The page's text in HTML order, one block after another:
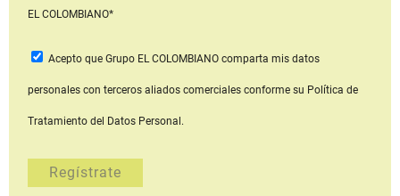
EL COLOMBIANO*
Acepto que Grupo EL COLOMBIANOcomparta mis datos
personales con terceros aliados comerciales conforme su Política de
Tratamiento del Datos Personal.